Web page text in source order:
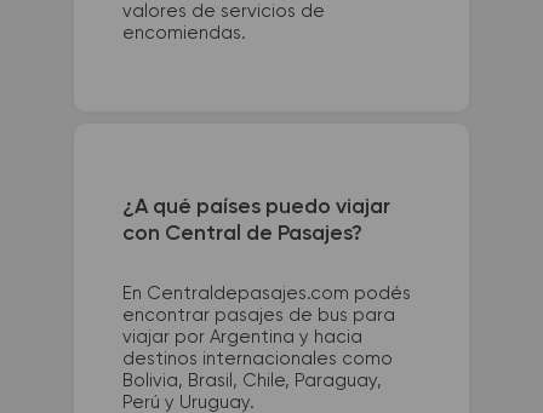
valores de servicios de
encomiendas.
¿A qué países puedo viajar
con Central de Pasajes?
En Centraldepasajes.com podés
encontrar pasajes de bus para
viajar por Argentina y hacia
destinos internacionales como
Bolivia, Brasil, Chile, Paraguay,
Perú y Uruguay.